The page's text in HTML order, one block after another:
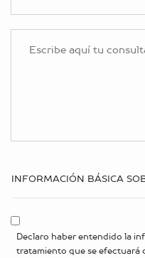
INFORMACIÓN BÁSICA
Declaro haber entendido la
tratamiento que se efectuará